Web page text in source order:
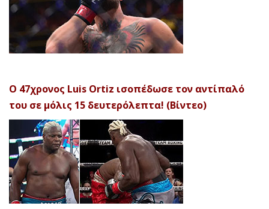
Ο 47χρονος Luis Ortiz ισοπέδωσε τον αντίπαλό
του σε μόλις 15 δευτερόλεπτα! (Βίντεο)